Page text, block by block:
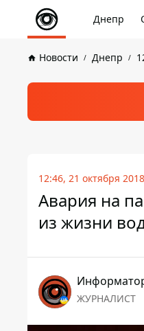
Днепр
Новости Днепр
12:46, 21 октября 2018
Авария на
из жизни
ЖУРНАЛИСТ